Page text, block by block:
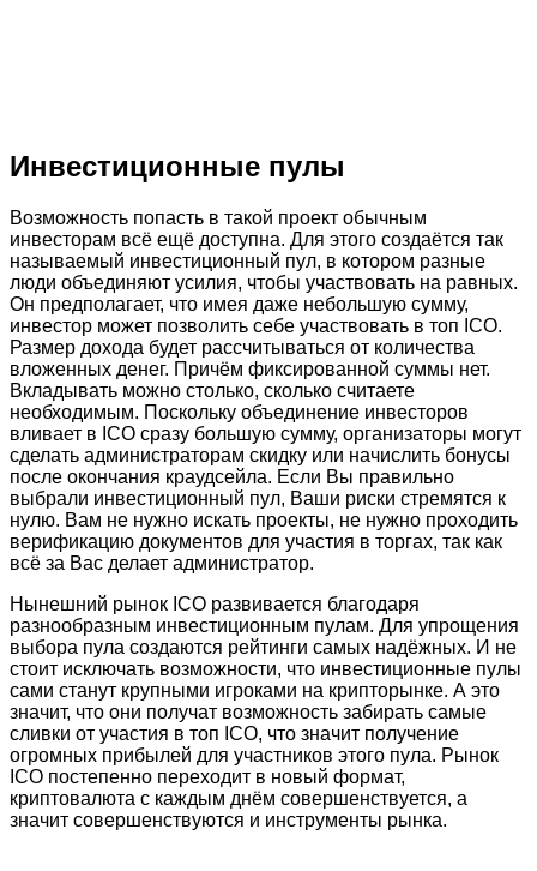
Инвестиционные пулы
Возможность попасть в такой проект обычным
инвесторам всё ещё доступна. Для этого создаётся так
называемый инвестиционный пул, в котором разные
люди объединяют усилия, чтобы участвовать на равных.
Он предполагает, что имея даже небольшую сумму,
инвестор может позволить себе участвовать в топ ICO.
Размер дохода будет рассчитываться от количества
вложенных денег. Причём фиксированной суммы нет.
Вкладывать можно столько, сколько считаете
необходимым. Поскольку объединение инвесторов
вливает в ICO сразу большую сумму, организаторы могут
сделать администраторам скидку или начислить бонусы
после окончания краудсейла. Если Вы правильно
выбрали инвестиционный пул, Ваши риски стремятся к
нулю. Вам не нужно искать проекты, не нужно проходить
верификацию документов для участия в торгах, так как
всё за Вас делает администратор.
Нынешний рынок ICO развивается благодаря
разнообразным инвестиционным пулам. Для упрощения
выбора пула создаются рейтинги самых надёжных. И не
стоит исключать возможности, что инвестиционные пулы
сами станут крупными игроками на крипторынке. А это
значит, что они получат возможность забирать самые
сливки от участия в топ ICO, что значит получение
огромных прибылей для участников этого пула. Рынок
ICO постепенно переходит в новый формат,
криптовалюта с каждым днём совершенствуется, а
значит совершенствуются и инструменты рынка.